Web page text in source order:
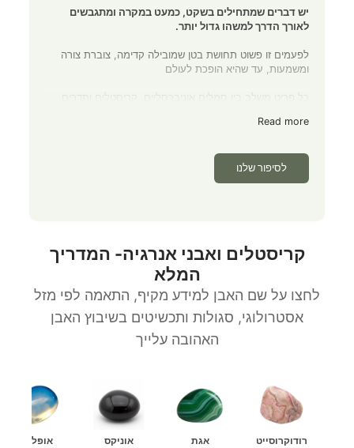
יש דברים שמתחילים בשקט, כמעט במקרה ומתגבשים
לאורך הדרך למשהו גדול יותר.
לפעמים זו פשוט תחושת בטן שמובילה קדימה, צוברת צורה
ומשמעות, עד שהיא הופכת לעולם
ברגע נתון.
העיצובים שאובים גם מצורות גיאומטריות ומהשראות עתיקות,
שמוסיפות לתכשיט משמעות, ייחוד ועומק.
Read more
לסיפור שלנו
קריסטלים ואבני אנרגיה- המדריך
המלא
לחצו על שם האבן למידע מקיף, התאמה לפי מזל
אסטרולוגי, סגולות ותכשיטים בשיבוץ האבן
האהובה עלייך
רודוקרוסייט אגת אוניקס אופלית